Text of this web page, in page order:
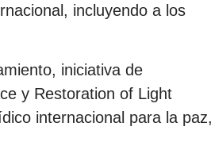
incluyendo a los
iniciativa de
y Restoration of Light
internacional para la paz,